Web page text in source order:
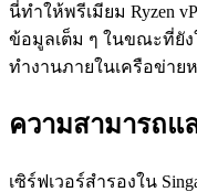
นี่ทําให้พรีเมียม Ryzen
ข้อมูลเต็ม ๆ ในขณะที่ยั
ทํางานภายในเครือข่า
ความสามารถแ
เซิร์ฟเวอร์สํารองใน